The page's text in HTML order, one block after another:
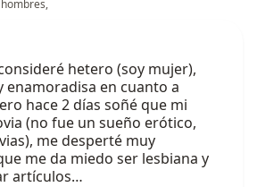
hetero (soy mujer),
enamoradisa en cuanto a
hace 2 días soñé que mi
(no fue un sueño erótico,
me desperté muy
me da miedo ser lesbiana y
artículos…